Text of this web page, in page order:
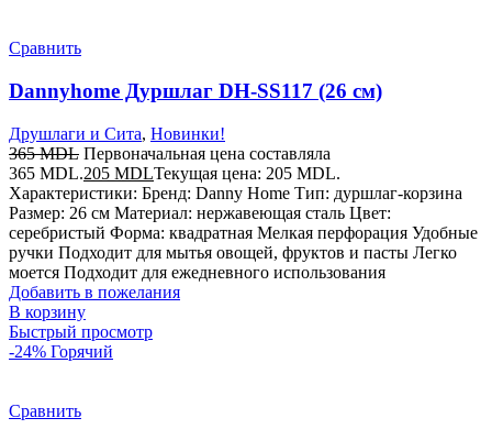
Сравнить
Dannyhome Дуршлаг DH-SS117 (26 см)
Друшлаги и Сита, Новинки!
365MDL Первоначальная цена составляла
365 MDL.205 MDLТекущая цена: 205 MDL.
Характеристики: Бренд: Danny Home Тип: дуршлаг-корзина
Размер: 26 см Материал: нержавеющая сталь Цвет:
серебристый Форма: квадратная Мелкая перфорация Удобные
ручки Подходит для мытья овощей, фруктов и пасты Легко
моется Подходит для ежедневного использования
Добавить в пожелания
В корзину
Быстрый просмотр
-24% Горячий
Сравнить